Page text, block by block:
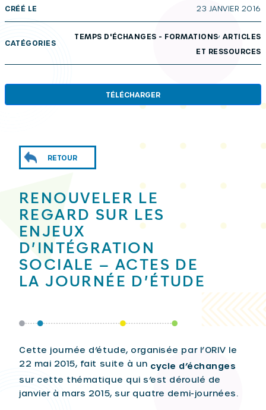
CRÉÉ LE 23 JANVIER 2016
CATÉGORIES
TEMPS D'ÉCHANGES - FORMATIONS, ARTICLES
ET RESSOURCES
TÉLÉCHARGER
RETOUR
RENOUVELER LE
REGARD SUR LES
ENJEUX
D’INTÉGRATION
SOCIALE – ACTES DE
LA JOURNÉE D’ÉTUDE
Cette journée d’étude, organisée par l’ORIV le
22 mai 2015, fait suite à un cycle d’échanges
sur cette thématique qui s’est déroulé de
janvier à mars 2015, sur quatre demi-journées.